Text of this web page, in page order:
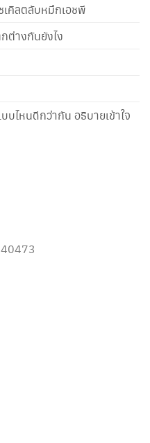
เคิลตลับหมึกเอชพี
ต่างกันยังไง
ไหนดีกว่ากัน อธิบายเข้าใจ